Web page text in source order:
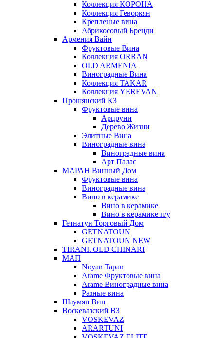
Коллекция КОРОНА
Коллекция Геворкян
Крепленые вина
Абрикосовый Бренди
Армения Вайн
Фруктовые Вина
Коллекция ORRAN
OLD ARMENIA
Виноградные Вина
Коллекция TAKAR
Коллекция YEREVAN
Прошянский КЗ
Фруктовые вина
Арцруни
Дерево Жизни
Элитные Вина
Виноградные вина
Виноградные вина
Арт Палас
МАРАН Винный Дом
Фруктовые вина
Виноградные вина
Вино в керамике
Вино в керамике
Вино в керамике п/у
Гетнатун Торговый Дом
GETNATOUN
GETNATOUN NEW
TIRANI. OLD CHINARI
МАП
Noyan Tapan
Arame Фруктовые вина
Arame Виноградные вина
Разные вина
Шаумян Вин
Воскевазский ВЗ
VOSKEVAZ
ARARTUNI